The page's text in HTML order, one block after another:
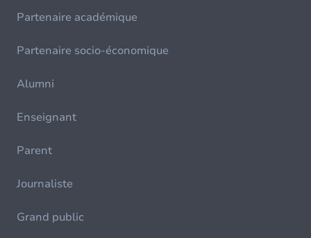
Partenaire académique
Partenaire socio-économique
Alumni
Enseignant
Parent
Journaliste
Grand public